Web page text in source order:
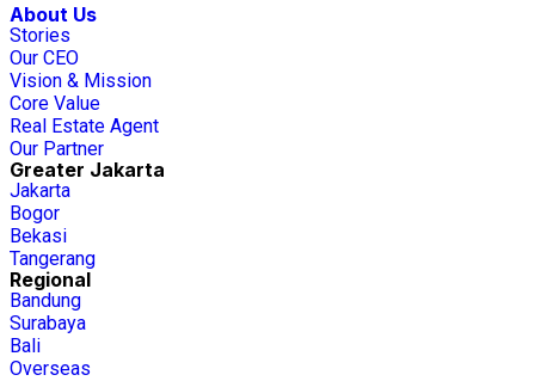
About Us
Stories
Our CEO
Vision & Mission
Core Value
Real Estate Agent
Our Partner
Greater Jakarta
Jakarta
Bogor
Bekasi
Tangerang
Regional
Bandung
Surabaya
Bali
Overseas